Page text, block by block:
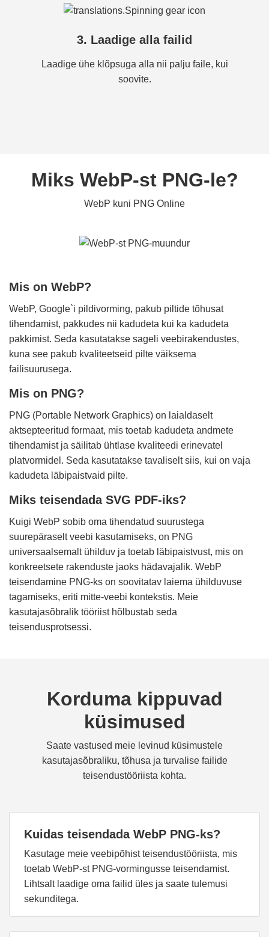
3. Laadige alla failid
Laadige ühe klõpsuga alla nii palju faile, kui
soovite.
Miks WebP-st PNG-le?
WebP kuni PNG Online
Mis on WebP?
WebP, Google`i pildivorming, pakub piltide tõhusat
tihendamist, pakkudes nii kadudeta kui ka kadudeta
pakkimist. Seda kasutatakse sageli veebirakendustes,
kuna see pakub kvaliteetseid pilte väiksema
failisuurusega.
Mis on PNG?
PNG (Portable Network Graphics) on laialdaselt
aktsepteeritud formaat, mis toetab kadudeta andmete
tihendamist ja säilitab ühtlase kvaliteedi erinevatel
platvormidel. Seda kasutatakse tavaliselt siis, kui on vaja
kadudeta läbipaistvaid pilte.
Miks teisendada SVG PDF-iks?
Kuigi WebP sobib oma tihendatud suurustega
suurepäraselt veebi kasutamiseks, on PNG
universaalsemalt ühilduv ja toetab läbipaistvust, mis on
konkreetsete rakenduste jaoks hädavajalik. WebP
teisendamine PNG-ks on soovitatav laiema ühilduvuse
tagamiseks, eriti mitte-veebi kontekstis. Meie
kasutajasõbralik tööriist hõlbustab seda
teisendusprotsessi.
Korduma kippuvad
küsimused
Saate vastused meie levinud küsimustele
kasutajasõbraliku, tõhusa ja turvalise failide
teisendustööriista kohta.
Kuidas teisendada WebP PNG-ks?
Kasutage meie veebipõhist teisendustööriista, mis
toetab WebP-st PNG-vormingusse teisendamist.
Lihtsalt laadige oma failid üles ja saate tulemusi
sekunditega.